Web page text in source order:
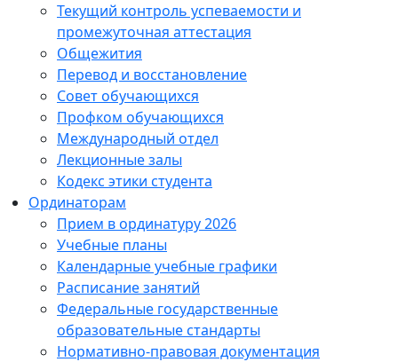
Текущий контроль успеваемости и
промежуточная аттестация
Общежития
Перевод и восстановление
Совет обучающихся
Профком обучающихся
Международный отдел
Лекционные залы
Кодекс этики студента
Ординаторам
Прием в ординатуру 2026
Учебные планы
Календарные учебные графики
Расписание занятий
Федеральные государственные
образовательные стандарты
Нормативно-правовая документация